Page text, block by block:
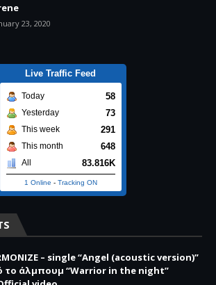
23, 2020
Live Traffic Feed
Today 58
Yesterday 73
This week 291
This month 648
All 83.816K
1 Online - Tracking ON
– single “Angel (acoustic version)”
το άλμπουμ “Warrior in the night”